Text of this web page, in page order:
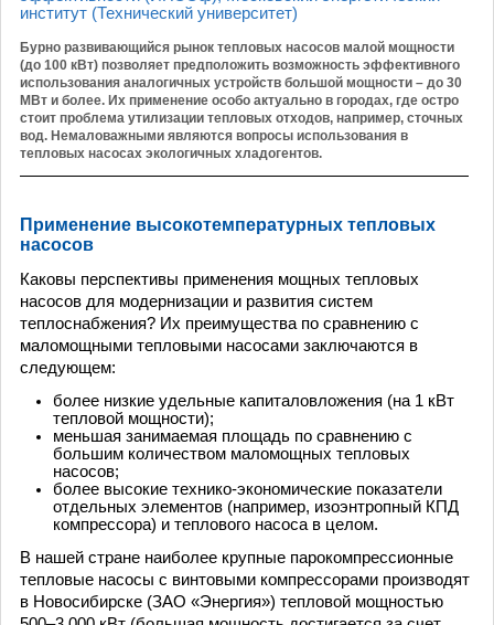
институт (Технический университет)
Бурно развивающийся рынок тепловых насосов малой мощности
(до 100 кВт) позволяет предположить возможность эффективного
использования аналогичных устройств большой мощности – до 30
МВт и более. Их применение особо актуально в городах, где остро
стоит проблема утилизации тепловых отходов, например, сточных
вод. Немаловажными являются вопросы использования в
тепловых насосах экологичных хладогентов.
Применение высокотемпературных тепловых
насосов
Каковы перспективы применения мощных тепловых
насосов для модернизации и развития систем
теплоснабжения? Их преимущества по сравнению с
маломощными тепловыми насосами заключаются в
следующем:
более низкие удельные капиталовложения (на 1 кВт
тепловой мощности);
меньшая занимаемая площадь по сравнению с
большим количеством маломощных тепловых
насосов;
более высокие технико-экономические показатели
отдельных элементов (например, изоэнтропный КПД
компрессора) и теплового насоса в целом.
В нашей стране наиболее крупные парокомпрессионные
тепловые насосы с винтовыми компрессорами производят
в Новосибирске (ЗАО «Энергия») тепловой мощностью